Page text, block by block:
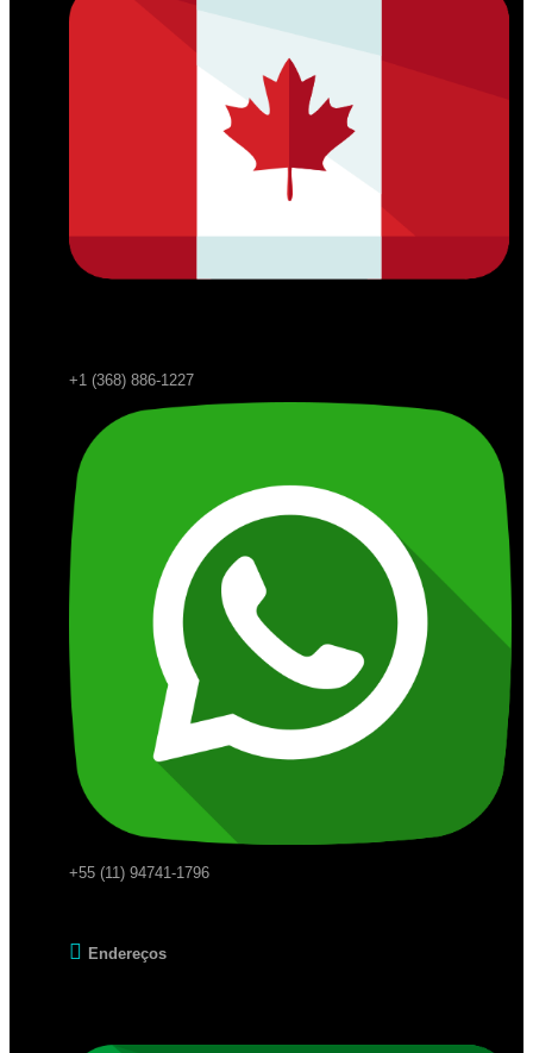
+1 (368) 886-1227
+55 (11) 94741-1796
Endereços